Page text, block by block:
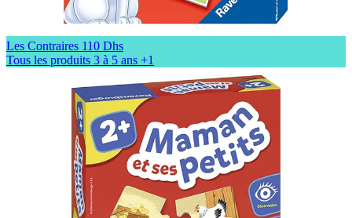
Les Contraires 110 Dhs
Tous les produits 3 à 5 ans +1